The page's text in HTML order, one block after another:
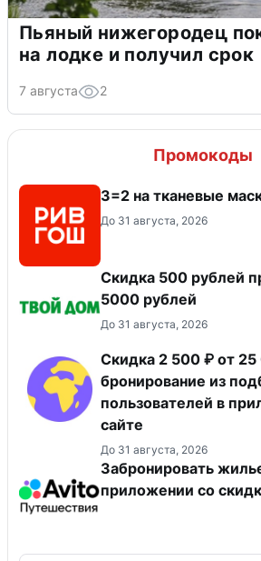
Пьяный нижегородец
на лодке и получил срок
7 августа 2
Промокоды
3=2 на тканевые
До 31 августа, 2026
Скидка 500 рублей
5000 рублей
До 31 августа, 2026
Скидка 2 500 ₽ от
бронирование из
пользователей в
сайте
До 31 августа, 2026
Забронировать
приложении со